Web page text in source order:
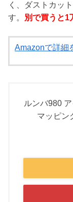
く、ダストカッ
す。
別で買うと1
Amazonで詳細
ルンバ980
マッピン